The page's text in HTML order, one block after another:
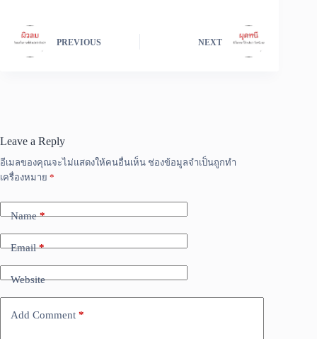
PREVIOUS NEXT
Leave a Reply
อีเมลของคุณจะไม่แสดงให้คนอื่นเห็น ช่องข้อมูลจำเป็นถูกทำ
เครื่องหมาย *
Name*
Email*
Website
Add Comment *